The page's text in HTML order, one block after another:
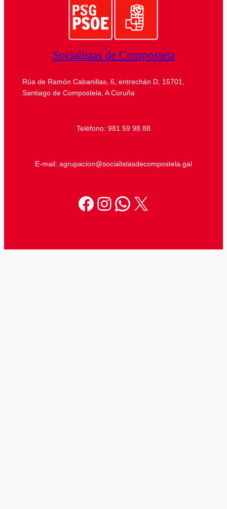
Socialistas de Compostela
Rúa de Ramón Cabanillas, 6, entrechán D, 15701,
Santiago de Compostela, A Coruña
Teléfono: 981 59 98 88
E-mail: agrupacion@socialistasdecompostela.gal
Facebook
Instagram
WhatsApp
X